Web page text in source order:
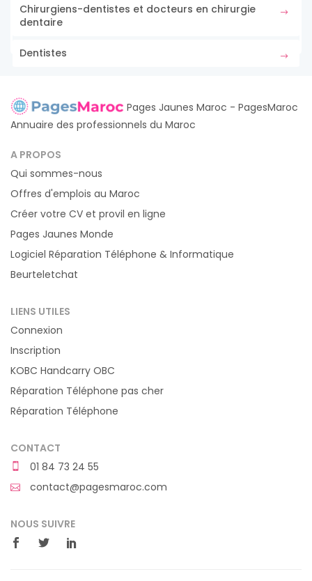
Chirurgiens-dentistes et docteurs en chirurgie
dentaire
Dentistes
Pages Jaunes Maroc - PagesMaroc
Annuaire des professionnels du Maroc
A PROPOS
Qui sommes-nous
Offres d'emplois au Maroc
Créer votre CV et provil en ligne
Pages Jaunes Monde
Logiciel Réparation Téléphone & Informatique
Beurteletchat
LIENS UTILES
Connexion
Inscription
KOBC Handcarry OBC
Réparation Téléphone pas cher
Réparation Téléphone
CONTACT
01 84 73 24 55
contact@pagesmaroc.com
NOUS SUIVRE